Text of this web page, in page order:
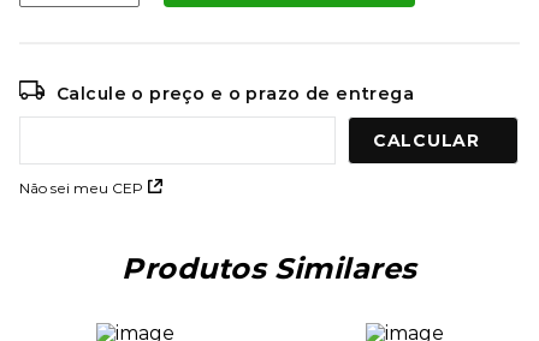
Calcule o preço e o prazo de entrega
Não sei meu CEP
Produtos Similares